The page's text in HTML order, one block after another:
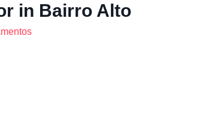
in Bairro Alto